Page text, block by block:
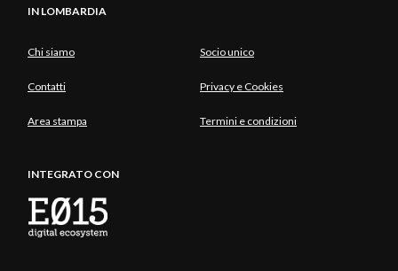
IN LOMBARDIA
Chi siamo Socio unico
Contatti Privacy e Cookies
Area stampa Termini e condizioni
INTEGRATO CON